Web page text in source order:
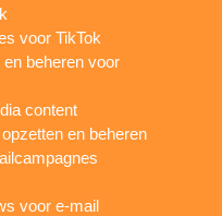
voor TikTok
beheren voor
content
en beheren
voor e-mail